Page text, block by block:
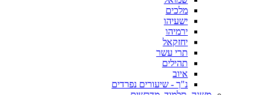
מלכים
ישעיהו
ירמיהו
יחזקאל
תרי עשר
תהילים
איוב
נ"ך - שיעורים נפרדים